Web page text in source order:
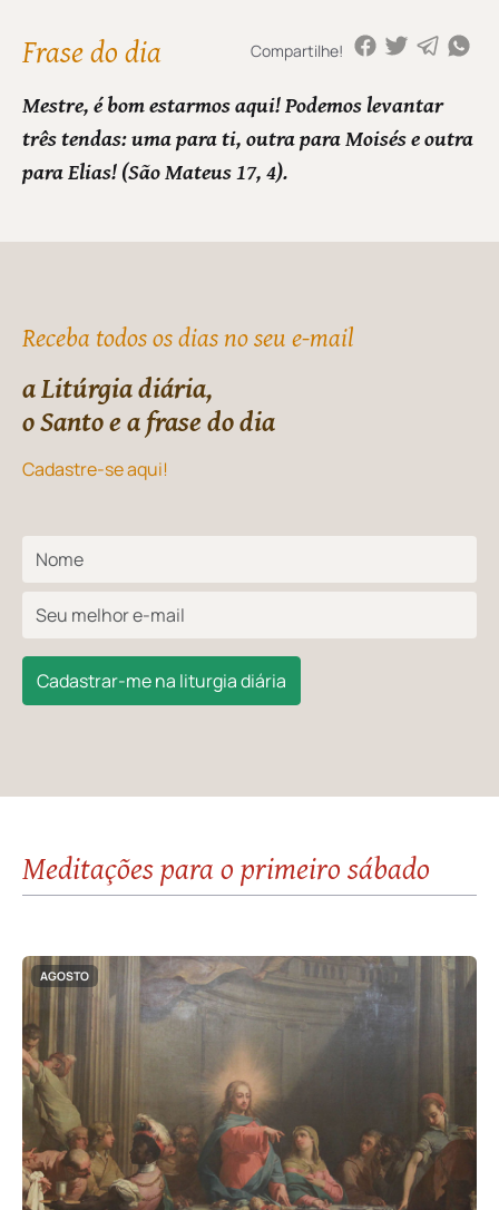
Frase do dia Compartilhe!
Mestre, é bom estarmos aqui! Podemos levantar
três tendas: uma para ti, outra para Moisés e outra
para Elias! (São Mateus 17, 4).
Receba todos os dias no seu e-mail
a Litúrgia diária,
o Santo e a frase do dia
Cadastre-se aqui!
Cadastrar-me na liturgia diária
Meditações para o primeiro sábado
AGOSTO